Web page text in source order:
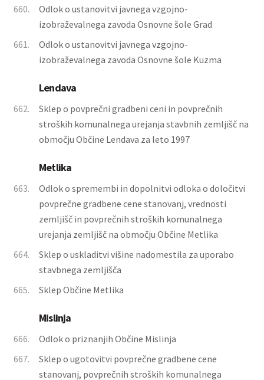
660.
Odlok o ustanovitvi javnega vzgojno-
izobraževalnega zavoda Osnovne šole Grad
661.
Odlok o ustanovitvi javnega vzgojno-
izobraževalnega zavoda Osnovne šole Kuzma
Lendava
662.
Sklep o povprečni gradbeni ceni in povprečnih
stroških komunalnega urejanja stavbnih zemljišč na
območju Občine Lendava za leto 1997
Metlika
663.
Odlok o spremembi in dopolnitvi odloka o določitvi
povprečne gradbene cene stanovanj, vrednosti
zemljišč in povprečnih stroških komunalnega
urejanja zemljišč na območju Občine Metlika
664.
Sklep o uskladitvi višine nadomestila za uporabo
stavbnega zemljišča
665.
Sklep Občine Metlika
Mislinja
666.
Odlok o priznanjih Občine Mislinja
667.
Sklep o ugotovitvi povprečne gradbene cene
stanovanj, povprečnih stroških komunalnega